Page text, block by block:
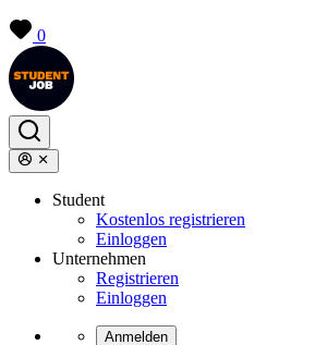
0
Student
Kostenlos registrieren
Einloggen
Unternehmen
Registrieren
Einloggen
Anmelden